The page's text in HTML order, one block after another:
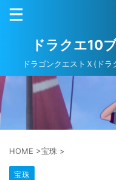
ドラクエ10
ドラゴンクエストＸ(ド
HOME >宝珠 >
宝珠